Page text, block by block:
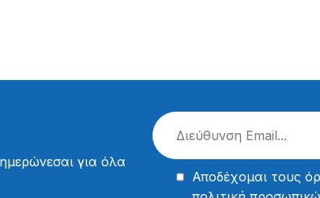
για όλα
Αποδέχομαι τους